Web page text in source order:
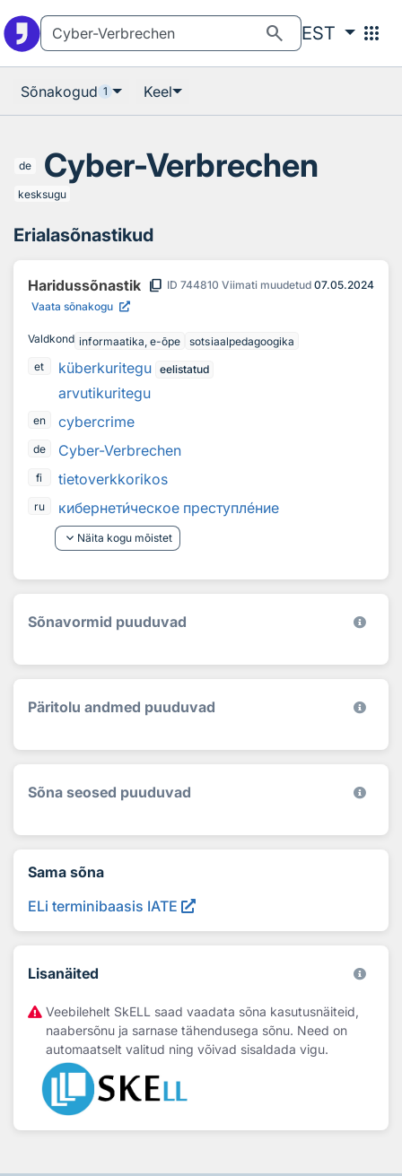
search EST apps
Sõnakogud 1 Keel
de Cyber-Verbrechen
kesksugu
Erialasõnastikud
Haridussõnastik content_copy ID 744810 Viimati muudetud 07.05.2024
Vaata sõnakogu
Valdkond informaatika, e-õpe
sotsiaalpedagoogika
et
küberkuritegu eelistatud
arvutikuritegu
en cybercrime
de Cyber-Verbrechen
fi tietoverkkorikos
ru кибернетическое преступление
keyboard_arrow_down Näita kogu mõistet
Sõnavormid puuduvad
Päritolu andmed puuduvad
Sõna seosed puuduvad
Sama sõna
ELi terminibaasis IATE
Lisanäited
Veebilehelt SkELL saad vaadata sõna kasutusnäiteid,
naabersõnu ja sarnase tähendusega sõnu. Need on
automaatselt valitud ning võivad sisaldada vigu.